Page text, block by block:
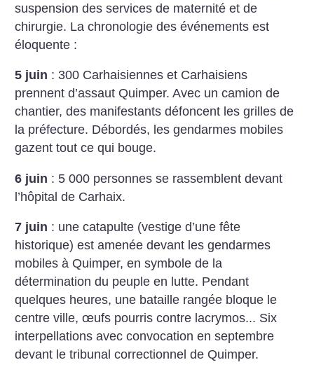
suspension des services de maternité et de
chirurgie. La chronologie des événements est
éloquente :
5 juin : 300 Carhaisiennes et Carhaisiens
prennent d’assaut Quimper. Avec un camion de
chantier, des manifestants défoncent les grilles de
la préfecture. Débordés, les gendarmes mobiles
gazent tout ce qui bouge.
6 juin : 5 000 personnes se rassemblent devant
l’hôpital de Carhaix.
7 juin : une catapulte (vestige d’une fête
historique) est amenée devant les gendarmes
mobiles à Quimper, en symbole de la
détermination du peuple en lutte. Pendant
quelques heures, une bataille rangée bloque le
centre ville, œufs pourris contre lacrymos... Six
interpellations avec convocation en septembre
devant le tribunal correctionnel de Quimper.